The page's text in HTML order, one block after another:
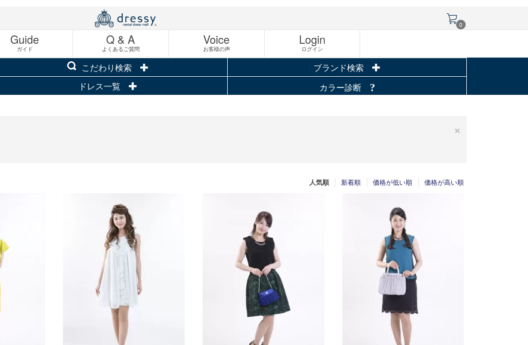
0
Guide
ガイド
Q & A
よくあるご質問
Voice
お客様の声
Login
ログイン
こだわり検索
ブランド検索
ドレス一覧
カラー診断
×
人気順 新着順 価格が低い順 価格が高い順